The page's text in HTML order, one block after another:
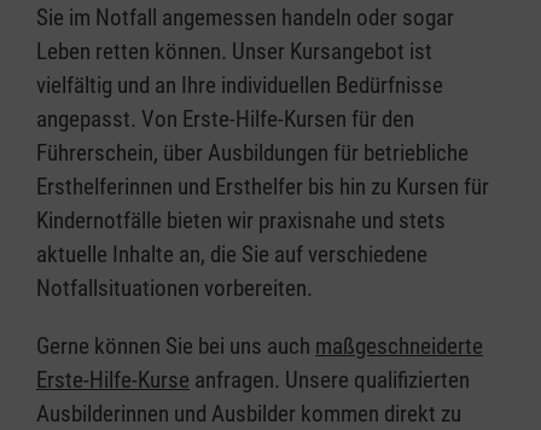
Sie im Notfall angemessen handeln oder sogar
Leben retten können. Unser Kursangebot ist
vielfältig und an Ihre individuellen Bedürfnisse
angepasst. Von Erste-Hilfe-Kursen für den
Führerschein, über Ausbildungen für betriebliche
Ersthelferinnen und Ersthelfer bis hin zu Kursen für
Kindernotfälle bieten wir praxisnahe und stets
aktuelle Inhalte an, die Sie auf verschiedene
Notfallsituationen vorbereiten.
Gerne können Sie bei uns auch maßgeschneiderte
Erste-Hilfe-Kurse anfragen. Unsere qualifizierten
Ausbilderinnen und Ausbilder kommen direkt zu